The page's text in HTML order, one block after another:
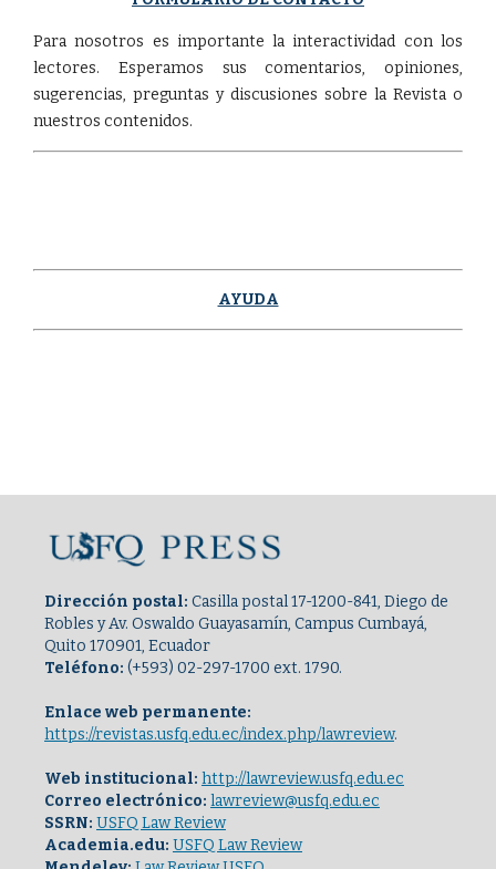
Para nosotros es importante la interactividad con los
lectores. Esperamos sus comentarios, opiniones,
sugerencias, preguntas y discusiones sobre la Revista o
nuestros contenidos.
AYUDA
Dirección postal: Casilla postal 17-1200-841, Diego de
Robles y Av. Oswaldo Guayasamín, Campus Cumbayá,
Quito 170901, Ecuador
Teléfono: (+593) 02-297-1700 ext. 1790.
Enlace web permanente:
https://revistas.usfq.edu.ec/index.php/lawreview.
Web institucional: http://lawreview.usfq.edu.ec
Correo electrónico: lawreview@usfq.edu.ec
SSRN: USFQ Law Review
Academia.edu: USFQ Law Review